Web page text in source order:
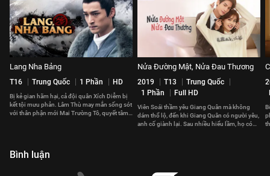
Lang Nha Bảng
T16 Trung Quốc 1 Phần HD
Bị kẻ gian hãm hại, cả đội quân Xích Diễm bị
kết tội mưu phản. Lâm Thù may mắn sống sót
với thân phận mới Mai Trường Tô, quyết tâm
Nửa Đường Mật, Nửa Đau Thương
2019 T13
Trung Quốc
1 Phần
Full HD
Viên Soái thầm yêu Giang Quân mà không
dám thổ lộ, đến khi Giang Quân có người yêu,
anh cố giành lại. Sau nhiều hiểu lầm, họ có
Bình luận